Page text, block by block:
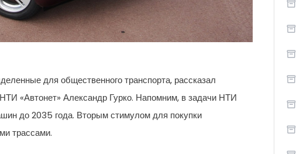
для общественного транспорта, рассказал
«Автонет» Александр Гурко. Напомним, в задачи НТИ
до 2035 года. Вторым стимулом для покупки
трассами.